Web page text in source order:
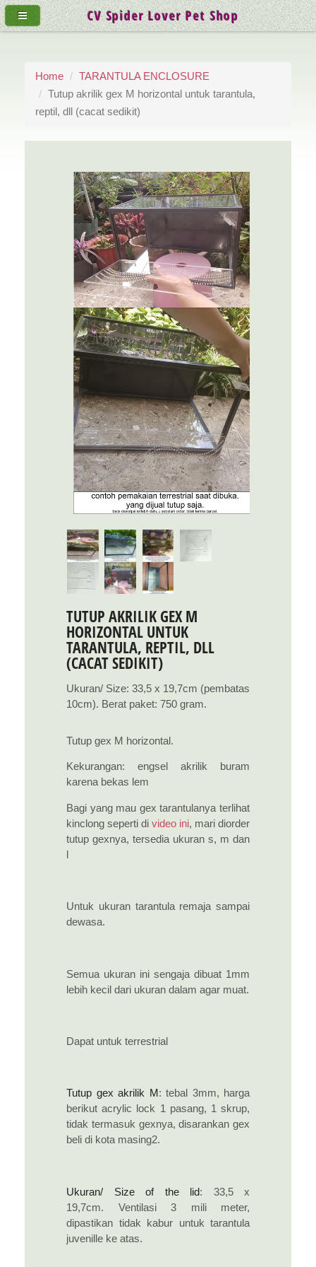
Home
TARANTULA ENCLOSURE
Tutup akrilik gex M horizontal untuk tarantula,
reptil, dll (cacat sedikit)
TUTUP AKRILIK GEX M
HORIZONTAL UNTUK
TARANTULA, REPTIL, DLL
(CACAT SEDIKIT)
Ukuran/ Size: 33,5 x 19,7cm (pembatas
10cm). Berat paket: 750 gram.
Tutup gex M horizontal.
Kekurangan: engsel akrilik buram
karena bekas lem
Bagi yang mau gex tarantulanya terlihat
kinclong seperti di video ini, mari diorder
tutup gexnya, tersedia ukuran s, m dan
Untuk ukuran tarantula remaja sampai
dewasa.
Semua ukuran ini sengaja dibuat 1mm
lebih kecil dari ukuran dalam agar muat.
Dapat untuk terrestrial
Tutup gex akrilik M : tebal 3mm, harga
berikut acrylic lock 1 pasang, 1 skrup,
tidak termasuk gexnya, disarankan gex
beli di kota masing2.
Ukuran/ Size of the lid: 33,5 x
19,7cm. Ventilasi 3 mili meter,
dipastikan tidak kabur untuk tarantula
juvenille ke atas.
CV Spider Lover Pet Shop